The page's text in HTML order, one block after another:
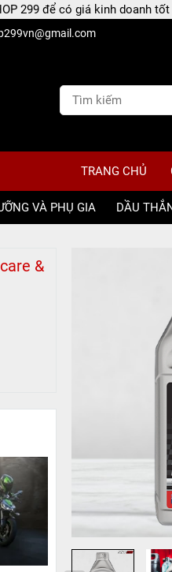
TRANG CHỦ
VÀ PHỤ GIA DẦU
&
299 để có giá kinh doanh